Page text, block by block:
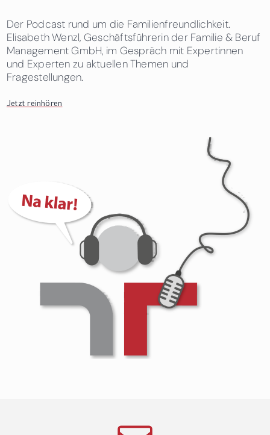
Der Podcast rund um die Familienfreundlichkeit.
Elisabeth Wenzl, Geschäftsführerin der Familie & Beruf
Management GmbH, im Gespräch mit Expertinnen
und Experten zu aktuellen Themen und
Fragestellungen.
Jetzt reinhören